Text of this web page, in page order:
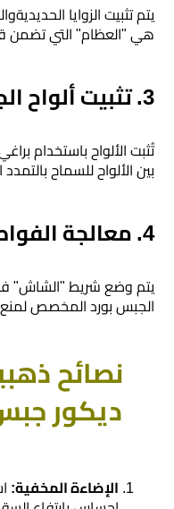
​يتم تثبيت الزوايا
هي "العظام" التي
​3. تثبيت ألواح الجبس
​تُثبت الألواح باستخدام
بين الألواح للسماح بالتمدد
​4. معالجة الفواصل (أهم مرحلة)
​يتم وضع شريط "الشاش"
الجبس بورد المخصص
نصائح
ديكور
​الإضاءة المخفية: